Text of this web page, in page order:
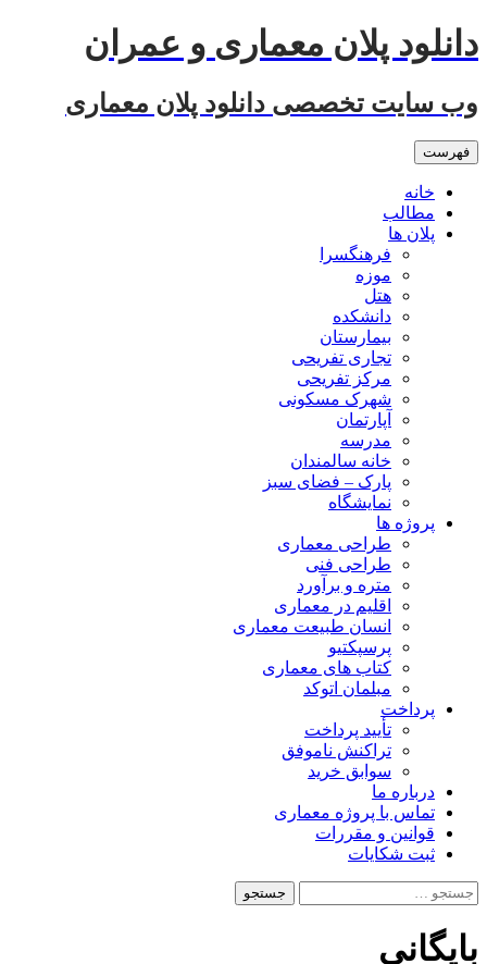
رفتن
به
دانلود پلان معماری و عمران
وب سایت تخصصی دانلود پلان معماری
فهرست
خانه
مطالب
پلان ها
فرهنگسرا
موزه
هتل
دانشکده
بیمارستان
تجاری تفریحی
مرکز تفریحی
شهرک مسکونی
آپارتمان
مدرسه
خانه سالمندان
پارک – فضای سبز
نمایشگاه
پروژه ها
طراحی معماری
طراحی فنی
متره و برآورد
اقلیم در معماری
انسان طبیعت معماری
پرسپکتیو
کتاب های معماری
مبلمان اتوکد
پرداخت
تأیید پرداخت
تراکنش ناموفق
سوابق خرید
درباره ما
تماس با پروژه معماری
قوانین و مقررات
ثبت شکایات
جستجو
برای:
بایگانی